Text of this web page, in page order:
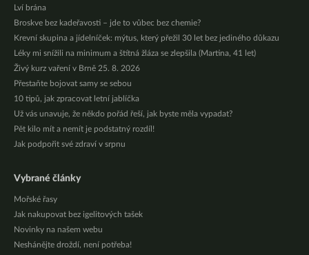
Lví brána
Broskve bez kadeřavosti – jde to vůbec bez chemie?
Krevní skupina a jídelníček: mýtus, který přežil 30 let bez jediného důkazu
Léky mi snížili na minimum a štítná žláza se zlepšila (Martina, 41 let)
Živý kurz vaření v Brně 25. 8. 2026
Přestaňte bojovat samy se sebou
10 tipů, jak zpracovat letní jablíčka
Už vás unavuje, že někdo pořád řeší, jak byste měla vypadat?
Pět kilo mít a nemít je podstatný rozdíl!
Jak podpořit své zdraví v srpnu
Vybrané články
Mořské řasy
Jak nakupovat bez igelitových tašek
Novinky na našem webu
Neshánějte droždí, není potřeba!